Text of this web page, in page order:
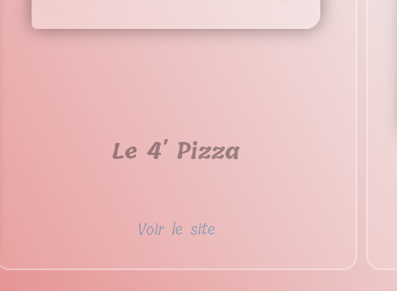
Le 4' Pizza
Voir le site